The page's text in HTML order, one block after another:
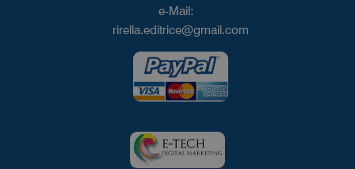
e-Mail:
rirella.editrice@gmail.com